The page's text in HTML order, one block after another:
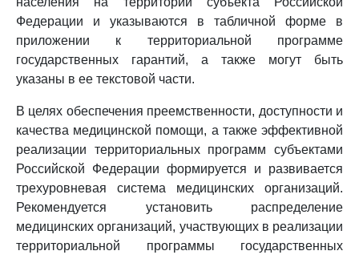
Федерации и указываются в табличной форме в
приложении к территориальной программе
государственных гарантий, а также могут быть
указаны в ее текстовой части.
В целях обеспечения преемственности, доступности и
качества медицинской помощи, а также эффективной
реализации территориальных программ субъектами
Российской Федерации формируется и развивается
трехуровневая система медицинских организаций.
Рекомендуется установить распределение
медицинских организаций, участвующих в реализации
территориальной программы государственных